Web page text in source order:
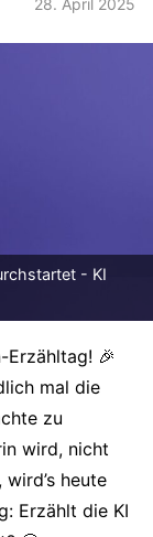
- KI
Erzähltag! 🎉
mal die
zu
wird, nicht
heute
Erzählt die KI